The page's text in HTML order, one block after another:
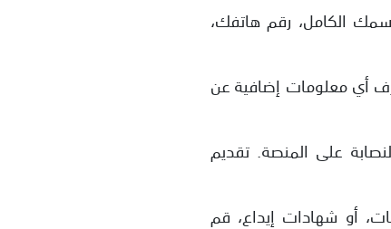
الكامل، رقم هاتفك،
أي معلومات إضافية عن
على المنصة. تقديم
أو شهادات إيداع، قم